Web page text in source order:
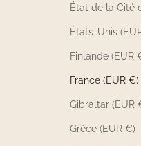
État de la Cité
États-Unis
Finlande (EUR
France (EUR €)
Gibraltar (EUR
Grèce (EUR €)